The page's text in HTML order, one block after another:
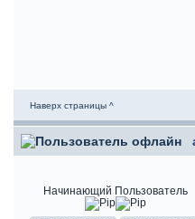
Наверх страницы ^
Начинающий Пользователь